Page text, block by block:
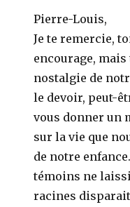
Pierre-Louis,
Je te remercie,
encourage, mais
nostalgie de
le devoir, peut-
vous donner un
sur la vie que
de notre
témoins ne
racines